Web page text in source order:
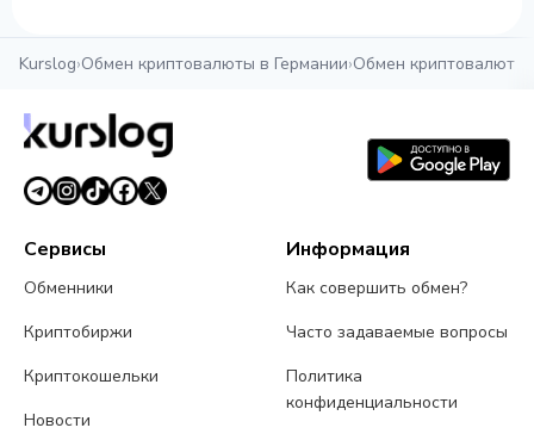
Kurslog›Обмен криптовалюты в Германии›Обмен
Сервисы
Обменники
Криптобиржи
Криптокошельки
Новости
Информация
Как совершить обмен?
Часто задаваемые вопросы
Политика
конфиденциальности